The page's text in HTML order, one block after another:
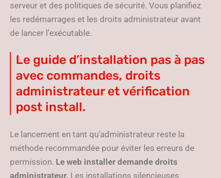
serveur et des politiques de sécurité. Vous planifiez
les redémarrages et les droits administrateur avant
de lancer l’exécutable.
Le guide d’installation pas à pas
avec commandes, droits
administrateur et vérification
post install.
Le lancement en tant qu’administrateur reste la
méthode recommandée pour éviter les erreurs de
permission. Le web installer demande droits
administrateur. Les installations silencieuses